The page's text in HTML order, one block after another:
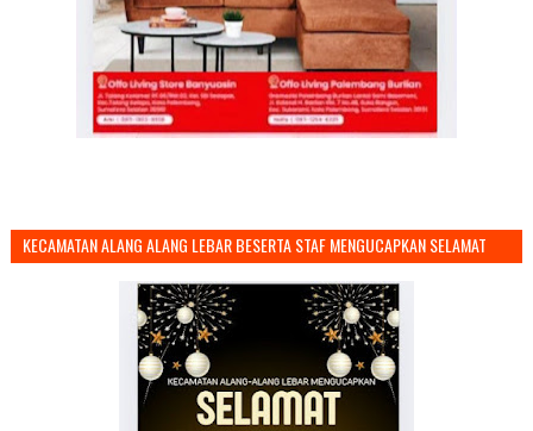
KECAMATAN ALANG ALANG LEBAR BESERTA STAF MENGUCAPKAN SELAMAT